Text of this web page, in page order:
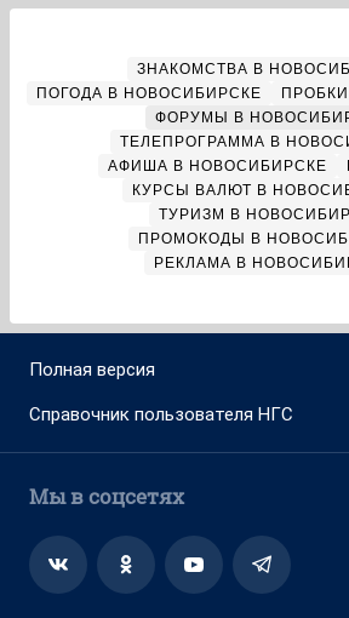
ЗНАКОМСТВА В
ПОГОДА В НОВОСИБИРСКЕ
ФОРУМЫ В
ТЕЛЕПРОГРАММА В
АФИША В НОВОСИБИРСКЕ
КУРСЫ ВАЛЮТ В
ТУРИЗМ В
ПРОМОКОДЫ В
РЕКЛАМА В
Полная версия
Справочник пользователя НГС
Мы в соцсетях